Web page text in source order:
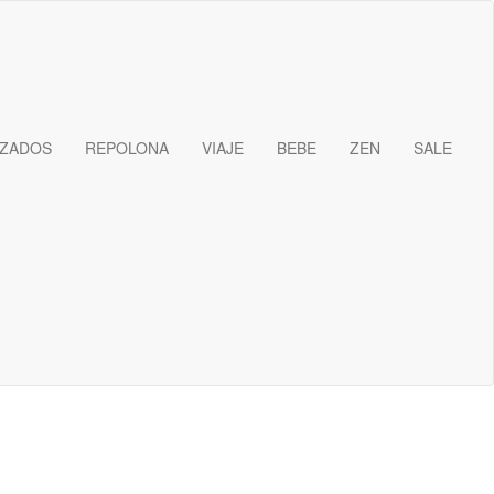
REPOLONA VIAJE BEBE ZEN SALE